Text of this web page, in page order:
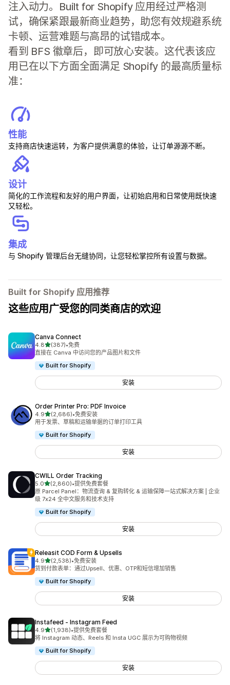
注入动力。Built for Shopify 应用经过严格测
试，确保紧跟最新商业趋势，助您有效规避系统
卡顿、运营难题与高昂的试错成本。
看到 BFS 徽章后，即可放心安装。这代表该应
用已在以下方面全面满足 Shopify 的最高质量标
准：
性能
支持商店快速运转，为客户提供满意的体验，让订单源源不断。
设计
简化的工作流程和友好的用户界面，让初始启用和日常使用既快速
又轻松。
集成
与 Shopify 管理后台无缝协同，让您轻松掌控所有设置与数据。
Built for Shopify 应用推荐
这些应用广受您的同类商店的欢迎
Canva Connect
4.8星（满分 5 星）
(387)
总共 387 条评论
•免费
直接在 Canva 中访问您的产品图片和文件
Built for Shopify
安装
Order Printer Pro: PDF Invoice
4.9星（满分 5 星）
(2,686)
总共 2686 条评论
•免费安装
用于发票、草稿和运输单据的订单打印工具
Built for Shopify
安装
CWILL Order Tracking
5.0星（满分 5 星）
(2,860)
总共 2860 条评论
•提供免费套餐
原 Parcel Panel：物流查询 & 复购转化 & 运输保障一站式解决方案 | 企业
级 7x24 全中文服务和技术支持
Built for Shopify
安装
Releasit COD Form & Upsells
4.9星（满分 5 星）
(2,538)
总共 2538 条评论
•免费安装
货到付款表单：通过Upsell、优惠、OTP和短信增加销售
Built for Shopify
安装
Instafeed ‑ Instagram Feed
4.9星（满分 5 星）
(1,938)
总共 1938 条评论
•提供免费套餐
将 Instagram 动态、Reels 和 Insta UGC 展示为可购物视频
Built for Shopify
安装